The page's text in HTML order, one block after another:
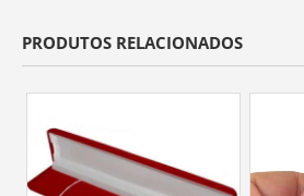
PRODUTOS RELACIONADOS